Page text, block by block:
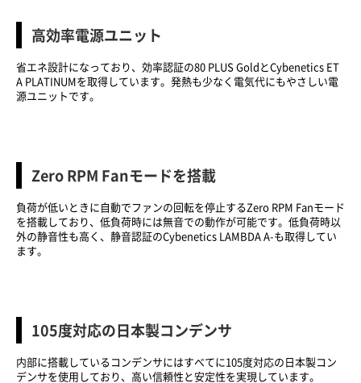
高効率電源ユニット
省エネ設計になっており、効率認証の80 PLUS GoldとCybenetics ET
A PLATINUMを取得しています。発熱も少なく電気代にもやさしい電
源ユニットです。
Zero RPM Fanモードを搭載
負荷が低いときに自動でファンの回転を停止するZero RPM Fanモード
を搭載しており、低負荷時には無音での動作が可能です。低負荷時以
外の静音性も高く、静音認証のCybenetics LAMBDA A-も取得してい
ます。
105度対応の日本製コンデンサ
内部に搭載しているコンデンサにはすべてに105度対応の日本製コン
デンサを使用しており、高い信頼性と安定性を実現しています。